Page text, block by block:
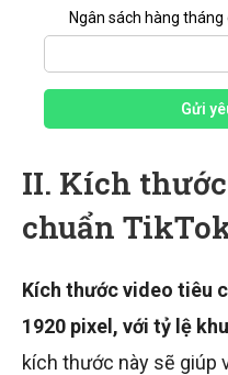
Ngân sách hàng
Gửi
II. Kích
chuẩn
Kích thước video tiêu
1920 pixel, với tỷ lệ
kích thước này sẽ giúp